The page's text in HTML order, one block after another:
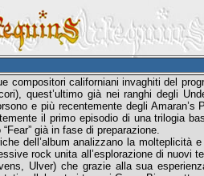
compositori californiani invaghiti del
quest’ultimo già nei ranghi degli
e più recentemente degli
il primo episodio di una trilogia
già in fase di preparazione.
dell’album analizzano la molteplicità
rock unita all’esplorazione di nuovi
Ulver) che grazie alla sua